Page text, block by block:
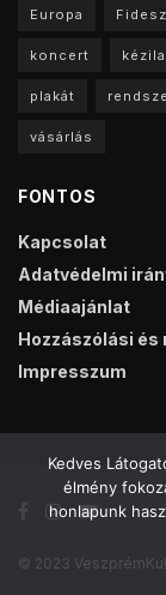
Europa Fidesz
koncert
plakát
vásárlás
FONTOS
Kapcsolat
Adatvédelmi
Médiaajánlat
Hozzászólási
Impresszum
© 2023
Kedves
élmény
honlapunk